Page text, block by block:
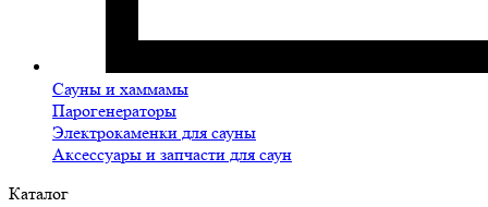
Сауны и хаммамы
Парогенераторы
Электрокаменки для сауны
Аксессуары и запчасти для саун
Каталог